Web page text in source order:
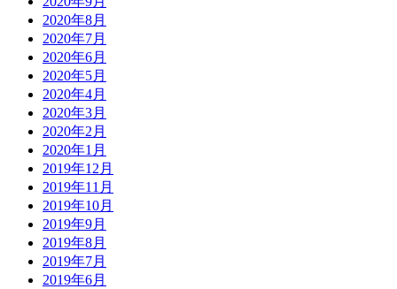
2020年8月
2020年7月
2020年6月
2020年5月
2020年4月
2020年3月
2020年2月
2020年1月
2019年12月
2019年11月
2019年10月
2019年9月
2019年8月
2019年7月
2019年6月